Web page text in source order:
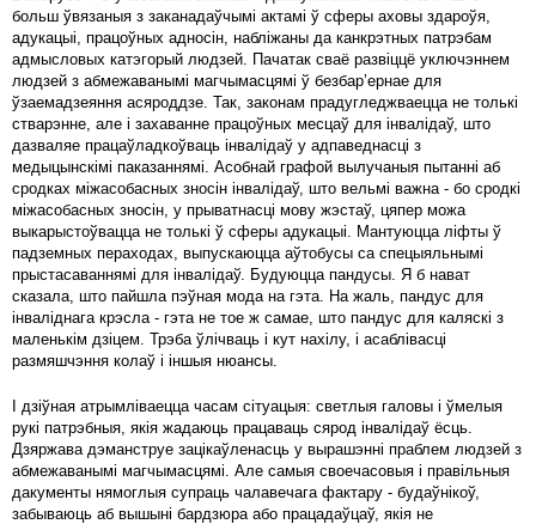
больш ўвязаныя з заканадаўчымі актамі ў сферы аховы здароўя,
адукацыі, працоўных адносін, набліжаны да канкрэтных патрэбам
адмысловых катэгорый людзей. Пачатак сваё развіццё уключэннем
людзей з абмежаванымі магчымасцямі ў безбар’ернае для
ўзаемадзеяння асяроддзе. Так, законам прадугледжваецца не толькі
стварэнне, але і захаванне працоўных месцаў для інвалідаў, што
дазваляе працаўладкоўваць інвалідаў у адпаведнасці з
медыцынскімі паказаннямі. Асобнай графой вылучаныя пытанні аб
сродках міжасобасных зносін інвалідаў, што вельмі важна - бо сродкі
міжасобасных зносін, у прыватнасці мову жэстаў, цяпер можа
выкарыстоўвацца не толькі ў сферы адукацыі. Мантуюцца ліфты ў
падземных пераходах, выпускаюцца аўтобусы са спецыяльнымі
прыстасаваннямі для інвалідаў. Будуюцца пандусы. Я б нават
сказала, што пайшла пэўная мода на гэта. На жаль, пандус для
інваліднага крэсла - гэта не тое ж самае, што пандус для каляскі з
маленькім дзіцем. Трэба ўлічваць і кут нахілу, і асаблівасці
размяшчэння колаў і іншыя нюансы.
І дзіўная атрымліваецца часам сітуацыя: светлыя галовы і ўмелыя
рукі патрэбныя, якія жадаюць працаваць сярод інвалідаў ёсць.
Дзяржава дэманструе зацікаўленасць у вырашэнні праблем людзей з
абмежаванымі магчымасцямі. Але самыя своечасовыя і правільныя
дакументы нямоглыя супраць чалавечага фактару - будаўнікоў,
забываюць аб вышыні бардзюра або працадаўцаў, якія не